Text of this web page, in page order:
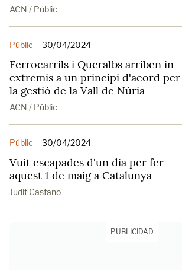
ACN / Públic
Públic - 30/04/2024
Ferrocarrils i Queralbs arriben in
extremis a un principi d'acord per
la gestió de la Vall de Núria
ACN / Públic
Públic - 30/04/2024
Vuit escapades d'un dia per fer
aquest 1 de maig a Catalunya
Judit Castaño
PUBLICIDAD